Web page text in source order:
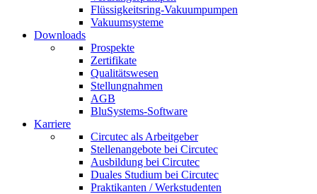
Flüssigkeitsring-Vakuumpumpen
Vakuumsysteme
Downloads
Prospekte
Zertifikate
Qualitätswesen
Stellungnahmen
AGB
BluSystems-Software
Karriere
Circutec als Arbeitgeber
Stellenangebote bei Circutec
Ausbildung bei Circutec
Duales Studium bei Circutec
Praktikanten / Werkstudenten